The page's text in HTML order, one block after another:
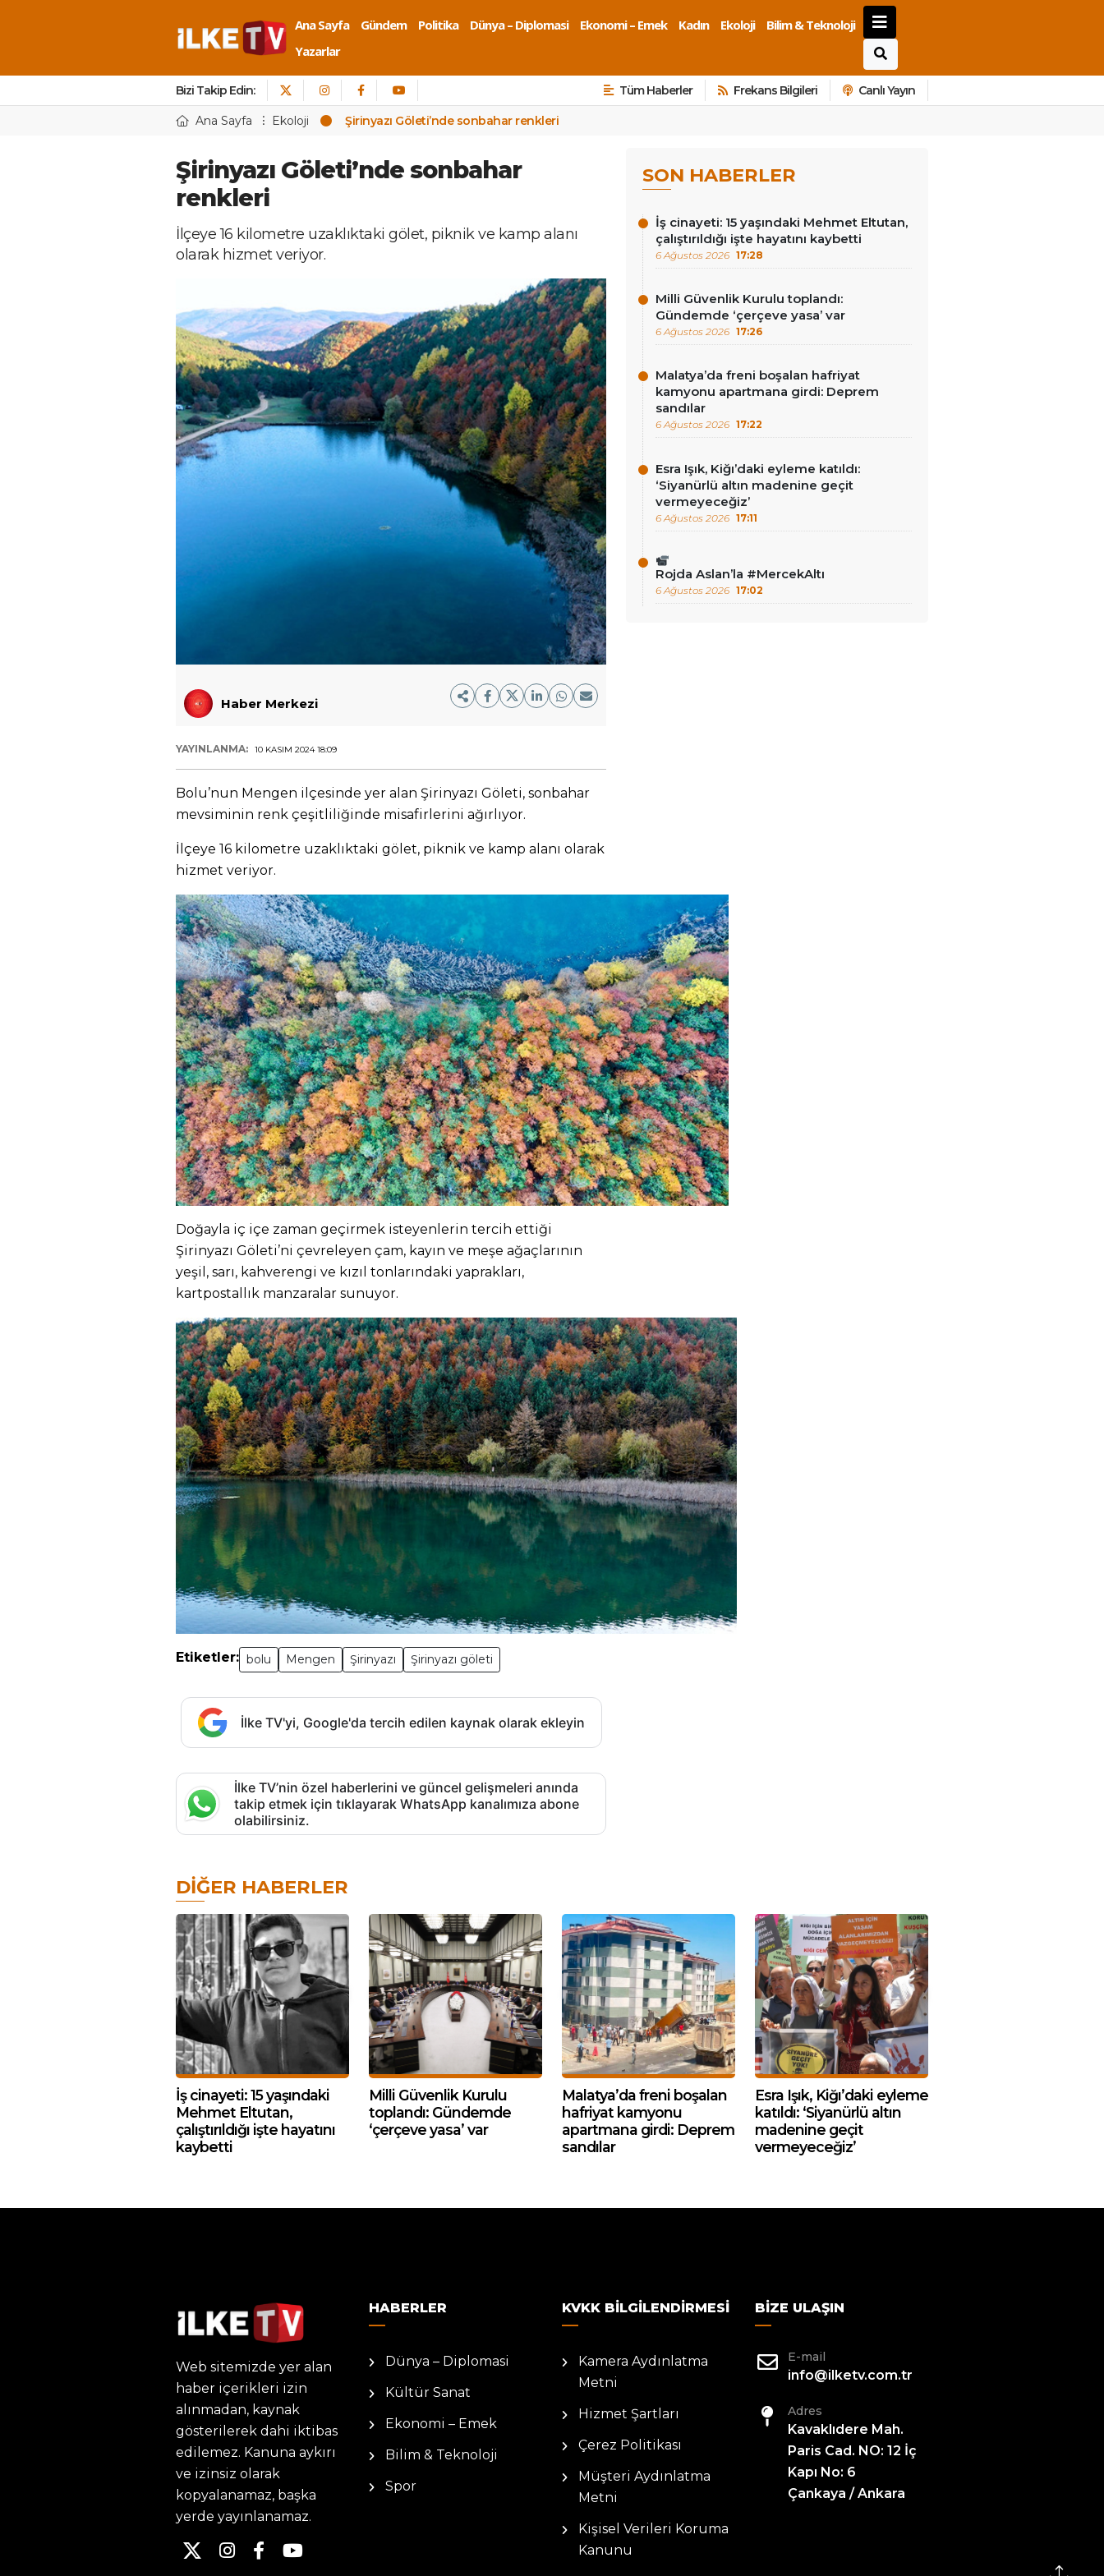
Ana Sayfa Gündem Politika Dünya – Diplomasi Ekonomi – Emek Kadın Ekoloji
Bilim & Teknoloji
Yazarlar
Bizi Takip Edin: Tüm Haberler Frekans Bilgileri Canlı Yayın
Ana Sayfa Ekoloji Şirinyazı Göleti’nde sonbahar renkleri
Şirinyazı Göleti’nde sonbahar
renkleri
İlçeye 16 kilometre uzaklıktaki gölet, piknik ve kamp alanı
olarak hizmet veriyor.
Haber Merkezi
YAYINLANMA: 10 KASIM 2024 18:09
Bolu’nun Mengen ilçesinde yer alan Şirinyazı Göleti, sonbahar
mevsiminin renk çeşitliliğinde misafirlerini ağırlıyor.
İlçeye 16 kilometre uzaklıktaki gölet, piknik ve kamp alanı olarak
hizmet veriyor.
Doğayla iç içe zaman geçirmek isteyenlerin tercih ettiği
Şirinyazı Göleti’ni çevreleyen çam, kayın ve meşe ağaçlarının
yeşil, sarı, kahverengi ve kızıl tonlarındaki yaprakları,
kartpostallık manzaralar sunuyor.
Etiketler: bolu Mengen Şirinyazı Şirinyazı göleti
İlke TV'yi, Google'da tercih edilen kaynak olarak ekleyin
İlke TV’nin özel haberlerini ve güncel gelişmeleri anında
takip etmek için tıklayarak WhatsApp kanalımıza abone
olabilirsiniz.
SON HABERLER
İş cinayeti: 15 yaşındaki Mehmet Eltutan,
çalıştırıldığı işte hayatını kaybetti
6 Ağustos 2026 17:28
Milli Güvenlik Kurulu toplandı:
Gündemde ‘çerçeve yasa’ var
6 Ağustos 2026 17:26
Malatya’da freni boşalan hafriyat
kamyonu apartmana girdi: Deprem
sandılar
6 Ağustos 2026 17:22
Esra Işık, Kiğı’daki eyleme katıldı:
‘Siyanürlü altın madenine geçit
vermeyeceğiz’
6 Ağustos 2026 17:11
Rojda Aslan’la #MercekAltı
6 Ağustos 2026 17:02
DIĞER HABERLER
İş cinayeti: 15 yaşındaki
Mehmet Eltutan,
çalıştırıldığı işte hayatını
kaybetti
Milli Güvenlik Kurulu
toplandı: Gündemde
‘çerçeve yasa’ var
Malatya’da freni boşalan
hafriyat kamyonu
apartmana girdi: Deprem
sandılar
Esra Işık, Kiğı’daki eyleme
katıldı: ‘Siyanürlü altın
madenine geçit
vermeyeceğiz’
Web sitemizde yer alan
haber içerikleri izin
alınmadan, kaynak
gösterilerek dahi iktibas
edilemez. Kanuna aykırı
ve izinsiz olarak
kopyalanamaz, başka
yerde yayınlanamaz.
HABERLER
Dünya – Diplomasi
Kültür Sanat
Ekonomi – Emek
Bilim & Teknoloji
Spor
KVKK BILGILENDIRMESI
Kamera Aydınlatma
Metni
Hizmet Şartları
Çerez Politikası
Müşteri Aydınlatma
Metni
Kişisel Verileri Koruma
Kanunu
BIZE ULAŞIN
E-mail
info@ilketv.com.tr
Adres
Kavaklıdere Mah.
Paris Cad. NO: 12 İç
Kapı No: 6
Çankaya / Ankara